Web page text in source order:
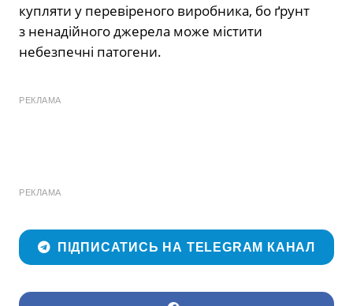
купляти у перевіреного виробника, бо ґрунт
з ненадійного джерела може містити
небезпечні патогени.
РЕКЛАМА
РЕКЛАМА
ПІДПИСАТИСЬ НА TELEGRAM КАНАЛ